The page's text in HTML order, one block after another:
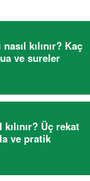
kılınır? Kaç
ve sureler
Üç rekat
ve pratik